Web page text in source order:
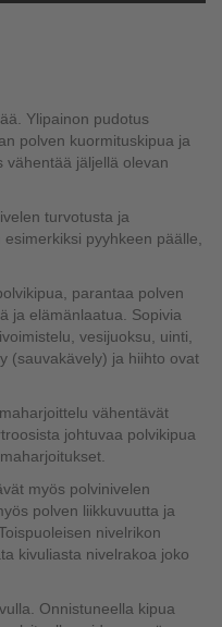
Ylipainon pudotus
polven kuormituskipua ja
vähentää jäljellä olevan
turvotusta ja
pyyhkeen päälle,
parantaa polven
ja elämänlaatua. Sopivia
vesijuoksu, uinti,
(sauvakävely) ja hiihto ovat
vähentävät
johtuvaa polvikipua
myös polvinivelen
polven liikkuvuutta ja
nivelrikon
kivuliasta nivelrakoa joko
Onnistuneella kipua